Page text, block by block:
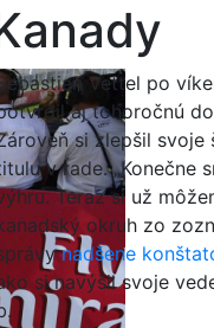
Vettel po
aj tohoročnú
si zlepšil svoje
v rade. „Konečne
Teraz si už
okruh zo
nadšene
si navýšil svoje